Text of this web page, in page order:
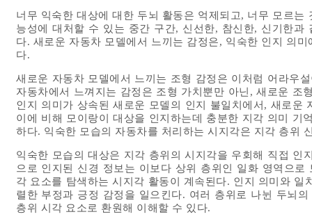
너무 익숙한 대상에 대한 두뇌 활동은 억제되고, 너무 모르
능성에 대처할 수 있는 중간 구간, 신선한, 참신한, 신기한
다. 새로운 자동차 모델에서 느끼는 감정은, 익숙한 인지 의
다.
새로운 자동차 모델에서 느끼는 조형 감정은 이처럼 어라우
자동차에서 느껴지는 감정은 조형 가치뿐만 아닌, 새로운 조
인지 의미가 상속된 새로운 모델의 인지 불일치에서, 새로운
이에 비해 모이랑이 대상을 인지하는데 충분한 지각 의미 기
하다. 익숙한 모습의 자동차를 처리하는 시지각은 지각 층위
익숙한 모습의 대상은 지각 층위의 시지각을 우회해 직접 인
으로 인지된 신경 정보는 이보다 상위 층위인 일화 영역으
각 요소를 탐색하는 시지각 활동이 계속된다. 인지 의미와
렬한 부정과 긍정 감정을 일으킨다. 여러 층위로 나뉜 두뇌
층위 시각 요소로 환원해 이해할 수 있다.